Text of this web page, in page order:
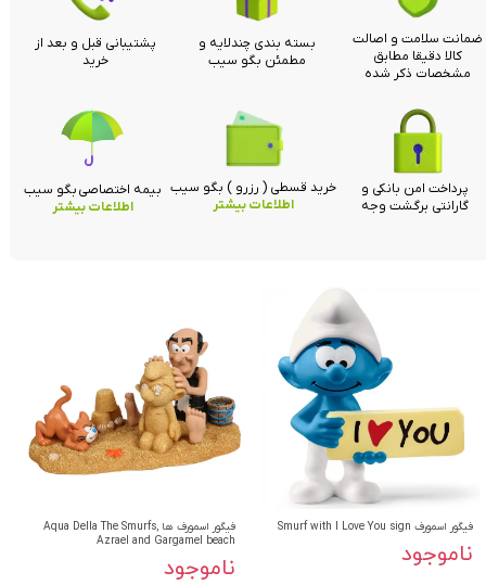
فیگور اسمورف Smurf with I Love You sign
ناموجود
فیگور اسمورف ها Aqua Della The Smurfs,
Azrael and Gargamel beach
ناموجود
ضمانت سلامت و اصالت
کالا دقیقا مطابق
مشخصات ذکر شده
بسته بندی چندلایه و
مطمئن بگو سیب
پشتیبانی قبل و بعد از
خرید
خرید قسطی ( رزرو ) بگو سیب
اطلاعات بیشتر
پرداخت امن بانکی و
گارانتی برگشت وجه
بیمه اختصاصی بگو سیب
اطلاعات بیشتر